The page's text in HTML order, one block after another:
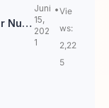
Nusa
Juni
15,
202
1
Vie
ws:
2,22
5